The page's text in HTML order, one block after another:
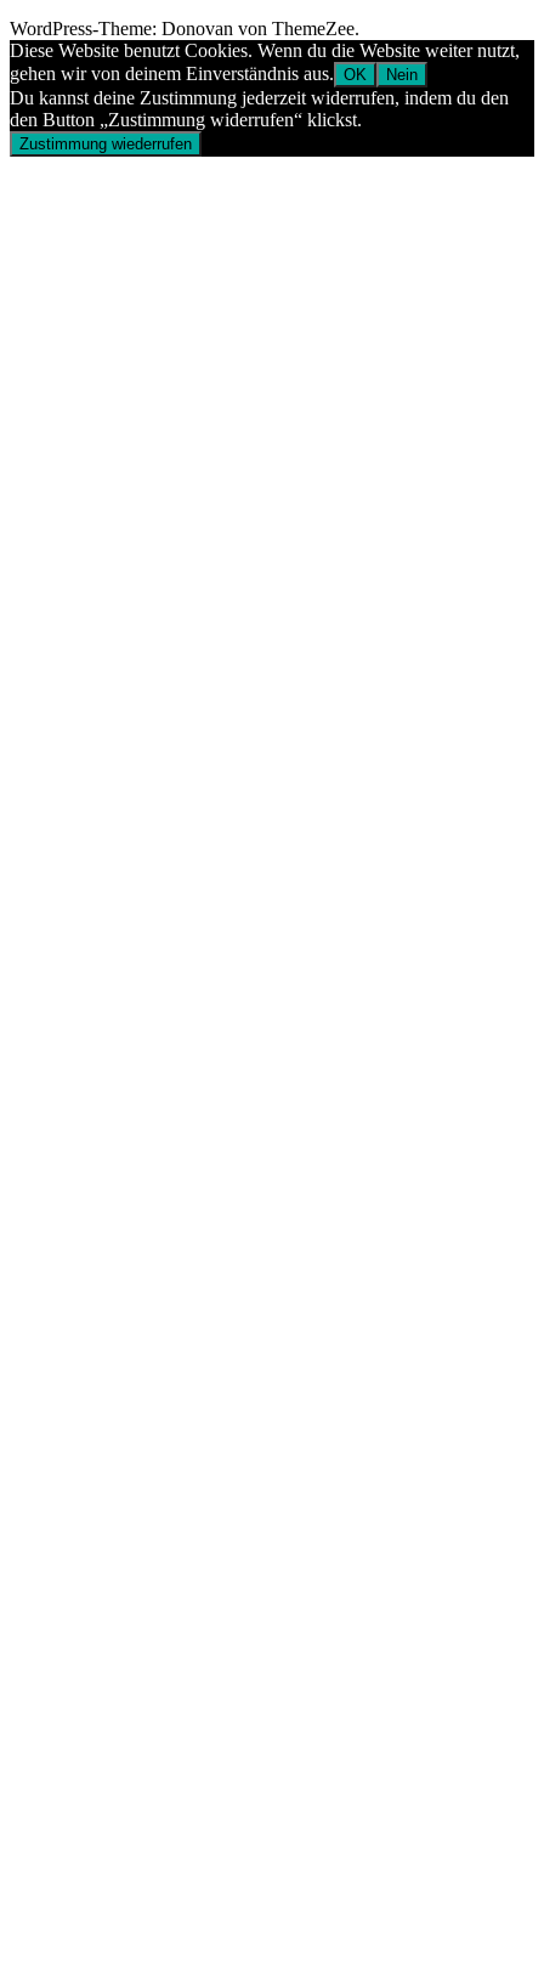
WordPress-Theme: Donovan von ThemeZee.
Diese Website benutzt Cookies. Wenn du die Website weiter nutzt,
gehen wir von deinem Einverständnis aus. OK Nein
Du kannst deine Zustimmung jederzeit widerrufen, indem du den
den Button „Zustimmung widerrufen“ klickst.
Zustimmung wiederrufen